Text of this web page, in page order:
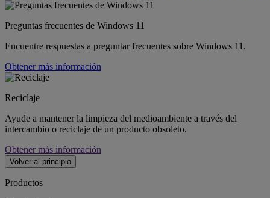
Preguntas frecuentes de Windows 11
Encuentre respuestas a preguntar frecuentes sobre Windows 11.
Obtener más información
Reciclaje
Ayude a mantener la limpieza del medioambiente a través del
intercambio o reciclaje de un producto obsoleto.
Obtener más información
Volver al principio
Productos